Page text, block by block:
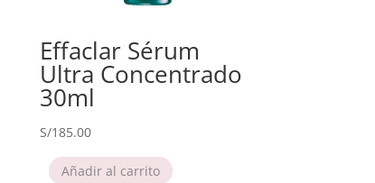
Effaclar Sérum
Ultra Concentrado
30ml
S/185.00
Añadir al carrito